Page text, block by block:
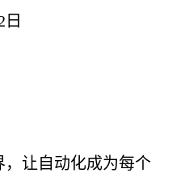
让自动化成为每个